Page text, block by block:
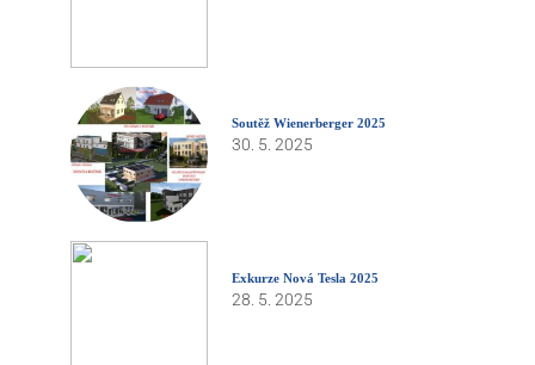
Soutěž Wienerberger 2025
30. 5. 2025
Exkurze Nová Tesla 2025
28. 5. 2025